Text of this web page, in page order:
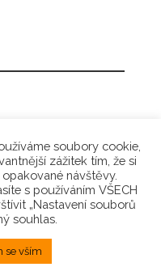
soubory cookie,
zážitek tím, že si
návštěvy.
s používáním VŠECH
„Nastavení souborů
souhlas.
se vším